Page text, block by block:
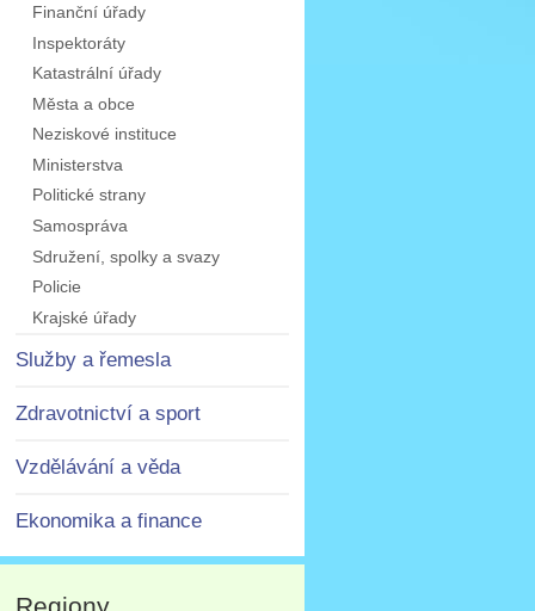
Finanční úřady
Inspektoráty
Katastrální úřady
Města a obce
Neziskové instituce
Ministerstva
Politické strany
Samospráva
Sdružení, spolky a svazy
Policie
Krajské úřady
Služby a řemesla
Zdravotnictví a sport
Vzdělávání a věda
Ekonomika a finance
Regiony